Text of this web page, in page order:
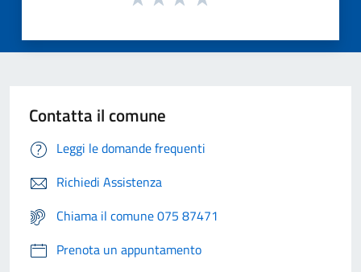
Contatta il comune
Leggi le domande frequenti
Richiedi Assistenza
Chiama il comune 075 87471
Prenota un appuntamento